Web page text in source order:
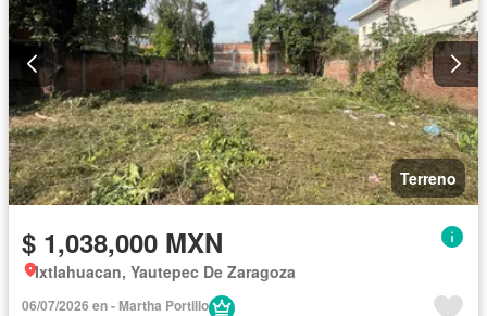
Terreno
$ 1,038,000 MXN
Ixtlahuacan, Yautepec De Zaragoza
06/07/2026 en - Martha Portillo